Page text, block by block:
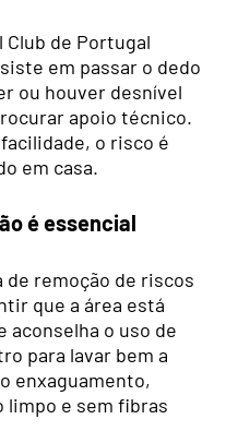
Club de Portugal
em passar o dedo
ou houver desnível
apoio técnico.
o risco é
em casa.
é essencial
remoção de riscos
que a área está
aconselha o uso de
para lavar bem a
enxaguamento,
limpo e sem fibras